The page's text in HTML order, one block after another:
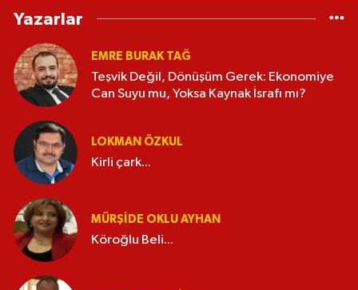
Yazarlar
EMRE BURAK TAĞ
Teşvik Değil, Dönüşüm Gerek: Ekonomiye
Can Suyu mu, Yoksa Kaynak İsrafı mı?
LOKMAN ÖZKUL
Kirli çark...
MÜRŞIDE OKLU AYHAN
Köroğlu Beli...